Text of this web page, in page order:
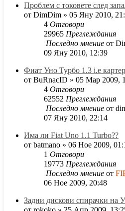
Проблем с токовете след
от DimDim » 05 Яну 2010,
4 Отговори
29965 Преглеждания
Последно мнение от
09 Яну 2010, 12:39
Фиат Уно Турбо 1.3 i.е
от BuRnacID » 05 Мар 2009,
4 Отговори
62552 Преглеждания
Последно мнение от
07 Яну 2010, 22:14
Има ли Fiat Uno 1.1 Turbo??
от batmano » 06 Ное 2009,
1 Отговори
19773 Преглеждания
Последно мнение от
06 Ное 2009, 20:48
Задни дискови спирачки на